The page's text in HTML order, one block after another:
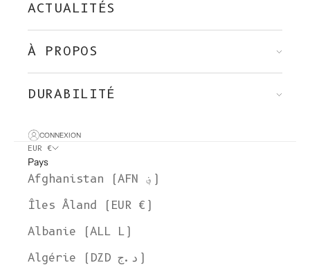
ACTUALITÉS
À PROPOS
DURABILITÉ
CONNEXION
EUR €
Pays
Afghanistan (AFN ؋)
Îles Åland (EUR €)
Albanie (ALL L)
Algérie (DZD د.ج)